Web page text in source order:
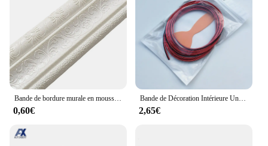
0,60€
Bande de Décoration Intérieure Universelle Flexible Chromée, Garniture de Moulage, Style de Voiture, DIY, Paquet de 5m
2,65€